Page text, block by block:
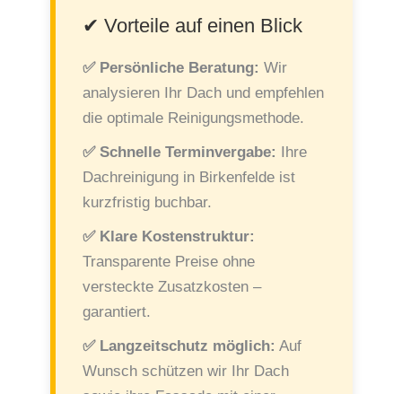
✔ Vorteile auf einen Blick
✅ Persönliche Beratung: Wir
analysieren Ihr Dach und empfehlen
die optimale Reinigungsmethode.
✅ Schnelle Terminvergabe: Ihre
Dachreinigung in Birkenfelde ist
kurzfristig buchbar.
✅ Klare Kostenstruktur:
Transparente Preise ohne
versteckte Zusatzkosten –
garantiert.
✅ Langzeitschutz möglich: Auf
Wunsch schützen wir Ihr Dach